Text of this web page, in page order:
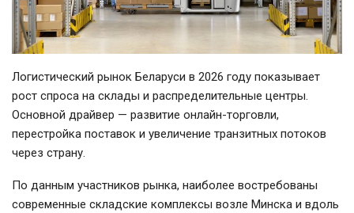
Логистический рынок Беларуси в 2026 году показывает
рост спроса на склады и распределительные центры.
Основной драйвер — развитие онлайн-торговли,
перестройка поставок и увеличение транзитных потоков
через страну.
По данным участников рынка, наиболее востребованы
современные складские комплексы возле Минска и вдоль